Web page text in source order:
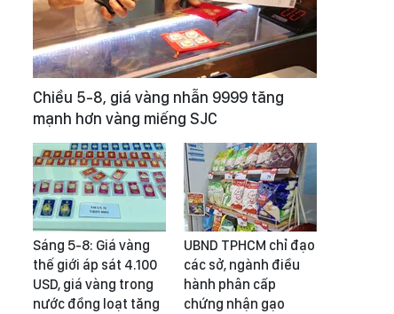
Chiều 5-8, giá vàng nhẫn 9999 tăng
mạnh hơn vàng miếng SJC
Sáng 5-8: Giá vàng
thế giới áp sát 4.100
USD, giá vàng trong
nước đồng loạt tăng
UBND TPHCM chỉ đạo
các sở, ngành điều
hành phân cấp
chứng nhận gạo